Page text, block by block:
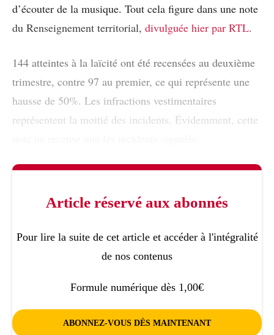
d’écouter de la musique. Tout cela figure dans une note
du Renseignement territorial, divulguée hier par RTL.
144 atteintes à la laïcité ont été recensées au deuxième
trimestre, contre 97 au premier, ce qui représente une
hausse de 50%. Les infractions vestimentaires
représentent la moitié des incidents. Évidemment, cette
Article réservé aux abonnés
Pour lire la suite de cet article et accéder à l'intégralité
de nos contenus
Formule numérique dès 1,00€
ABONNEZ-VOUS DÈS MAINTENANT